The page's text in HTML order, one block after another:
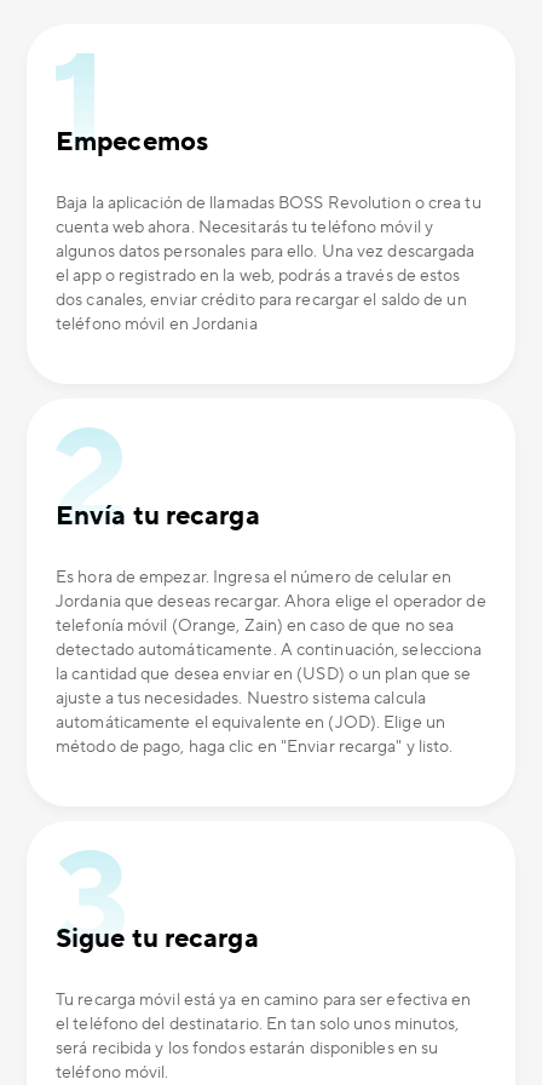
Empecemos
Baja la aplicación de llamadas BOSS Revolution o crea tu
cuenta web ahora. Necesitarás tu teléfono móvil y
algunos datos personales para ello. Una vez descargada
el app o registrado en la web, podrás a través de estos
dos canales, enviar crédito para recargar el saldo de un
teléfono móvil en Jordania
Envía tu recarga
Es hora de empezar. Ingresa el número de celular en
Jordania que deseas recargar. Ahora elige el operador de
telefonía móvil (Orange, Zain) en caso de que no sea
detectado automáticamente. A continuación, selecciona
la cantidad que desea enviar en (USD) o un plan que se
ajuste a tus necesidades. Nuestro sistema calcula
automáticamente el equivalente en (JOD). Elige un
método de pago, haga clic en "Enviar recarga" y listo.
Sigue tu recarga
Tu recarga móvil está ya en camino para ser efectiva en
el teléfono del destinatario. En tan solo unos minutos,
será recibida y los fondos estarán disponibles en su
teléfono móvil.